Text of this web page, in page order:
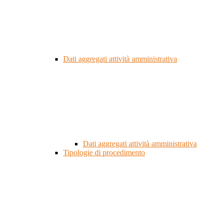
Dati aggregati attività amministrativa
Dati aggregati attività amministrativa
Tipologie di procedimento